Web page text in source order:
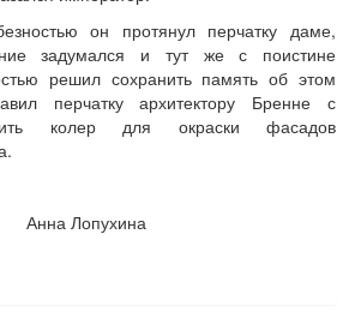
он протянул перчатку даме,
задумался и тут же с поистине
решил сохранить память об этом
перчатку архитектору Бренне с
колер для окраски фасадов
Анна Лопухина